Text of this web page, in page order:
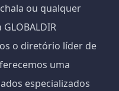
ou qualquer
o diretório líder de
uma
especializados